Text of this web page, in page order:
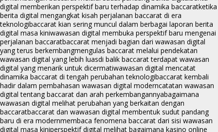
digital memberikan perspektif baru terhadap dinamika baccaratketika
berita digital mengangkat kisah perjalanan baccarat di era
teknologibaccarat kian sering muncul dalam berbagai laporan berita
digital masa kiniwawasan digital membuka perspektif baru mengenai
perjalanan baccaratbaccarat menjadi bagian dari wawasan digital
yang terus berkembangmengulas baccarat melalui pendekatan
wawasan digital yang lebih luasdi balik baccarat terdapat wawasan
digital yang menarik untuk dicermatiwawasan digital mencatat
dinamika baccarat di tengah perubahan teknologibaccarat kembali
hadir dalam pembahasan wawasan digital moderncatatan wawasan
digital tentang baccarat dan arah perkembangannyabagaimana
wawasan digital melihat perubahan yang berkaitan dengan
baccaratbaccarat dan wawasan digital membentuk sudut pandang
baru di era modernmembaca fenomena baccarat dari sisi wawasan
digital masa kiniperspektif digital melihat bagaimana kasino online